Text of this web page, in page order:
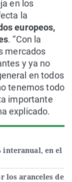
interanual, en el
los aranceles de
en los
la
europeos,
. “Con la
mercados
y ya no
en todos
tenemos todo
importante
explicado.